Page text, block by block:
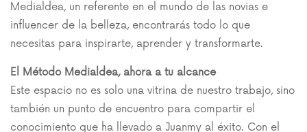
Medialdea, un referente en el mundo de las novias e
influencer de la belleza, encontrarás todo lo que
necesitas para inspirarte, aprender y transformarte.
El Método Medialdea, ahora a tu alcance
Este espacio no es solo una vitrina de nuestro trabajo, sino
también un punto de encuentro para compartir el
conocimiento que ha llevado a Juanmy al éxito. Con el